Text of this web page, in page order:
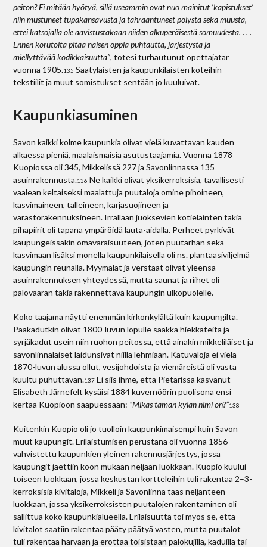
peiton? Ei mitään hyötyä, sillä useammin ovat nuo mainitut ’kapistukset’
niin mustuneet tupakansavusta ja tahraantuneet pölystä sekä muusta,
ettei katsojalla ole aavistustakaan niiden alkuperäisestä somuudesta. . . .
Ennen korutöitä pitää naisen oppia puhtautta, järjestystä ja
miellyttävää kodikkaisuutta”, totesi turhautunut opettajatar
vuonna 1905.135 Säätyläisten ja kaupunkilaisten koteihin
tekstiilit ja muut somistukset sentään jo kuuluivat.
Kaupunkiasuminen
Savon kaikki kolme kaupunkia olivat vielä kuvattavan kauden
alkaessa pieniä, maalaismaisia asutustaajamia. Vuonna 1878
Kuopiossa oli 345, Mikkelissä 227 ja Savonlinnassa 135
asuinrakennusta.136 Ne kaikki olivat yksikerroksisia, tavallisesti
vaalean keltaiseksi maalattuja puutaloja omine pihoineen,
kasvimaineen, talleineen, karjasuojineen ja
varastorakennuksineen. Irrallaan juoksevien kotieläinten takia
pihapiirit oli tapana ympäröidä lauta-aidalla. Perheet pyrkivät
kaupungeissakin omavaraisuuteen, joten puutarhan sekä
kasvimaan lisäksi monella kaupunkilaisella oli ns. plantaasiviljelmä
kaupungin reunalla. Myymälät ja verstaat olivat yleensä
asuinrakennuksen yhteydessä, mutta saunat ja riihet oli
palovaaran takia rakennettava kaupungin ulkopuolelle.
Koko taajama näytti enemmän kirkonkylältä kuin kaupungilta.
Pääkadutkin olivat 1800-luvun lopulle saakka hiekkateitä ja
syrjäkadut usein niin ruohon peitossa, että ainakin mikkeliläiset ja
savonlinnalaiset laidunsivat niillä lehmiään. Katuvaloja ei vielä
1870-luvun alussa ollut, vesijohdoista ja viemäreistä oli vasta
kuultu puhuttavan.137 Ei siis ihme, että Pietarissa kasvanut
Elisabeth Järnefelt kysäisi 1884 kuvernöörin puolisona ensi
kertaa Kuopioon saapuessaan: ”Mikäs tämän kylän nimi on?”138
Kuitenkin Kuopio oli jo tuolloin kaupunkimaisempi kuin Savon
muut kaupungit. Erilaistumisen perustana oli vuonna 1856
vahvistettu kaupunkien yleinen rakennusjärjestys, jossa
kaupungit jaettiin koon mukaan neljään luokkaan. Kuopio kuului
toiseen luokkaan, jossa keskustan kortteleihin tuli rakentaa 2–3-
kerroksisia kivitaloja, Mikkeli ja Savonlinna taas neljänteen
luokkaan, jossa yksikerroksisten puutalojen rakentaminen oli
sallittua koko kaupunkialueella. Erilaisuutta toi myös se, että
kivitalot saatiin rakentaa pääty päätyä vasten, mutta puutalot
tuli rakentaa harvaan ja erottaa toisistaan palokujilla, kaduilla tai